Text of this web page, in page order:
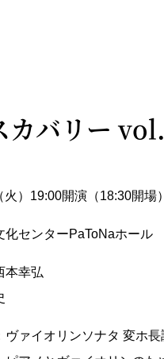
バリー
）19:00開演（18:30開場）
化センターPaToNaホール
本幸弘
ヴァイオリンソナタ 変ホ長